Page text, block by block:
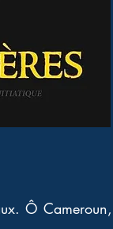
Ô Cameroun,